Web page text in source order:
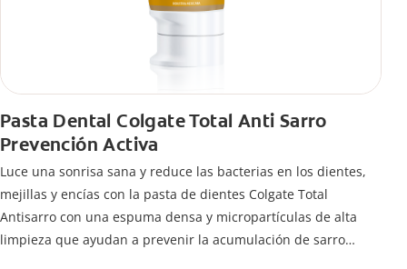
Pasta Dental Colgate Total Anti Sarro
Prevención Activa
Luce una sonrisa sana y reduce las bacterias en los dientes,
mejillas y encías con la pasta de dientes Colgate Total
Antisarro con una espuma densa y micropartículas de alta
limpieza que ayudan a prevenir la acumulación de sarro